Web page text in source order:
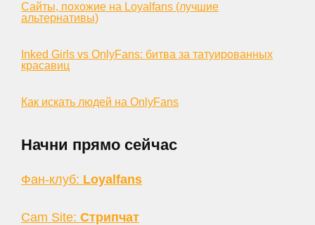
Сайты, похожие на Loyalfans (лучшие
альтернативы)
Inked Girls vs OnlyFans: битва за татуированных
красавиц
Как искать людей на OnlyFans
Начни прямо сейчас
Фан-клуб: Loyalfans
Cam Site: Стрипчат